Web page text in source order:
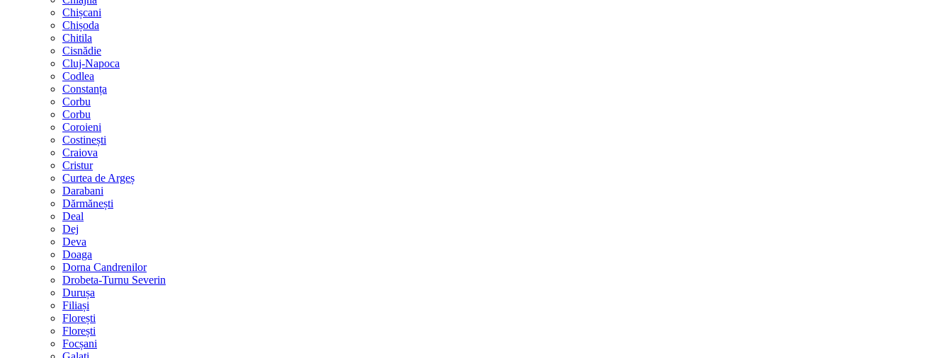
Chișcani
Chișoda
Chitila
Cisnădie
Cluj-Napoca
Codlea
Constanța
Corbu
Corbu
Coroieni
Costinești
Craiova
Cristur
Curtea de Argeș
Darabani
Dărmănești
Deal
Dej
Deva
Doaga
Dorna Candrenilor
Drobeta-Turnu Severin
Durușa
Filiași
Florești
Florești
Focșani